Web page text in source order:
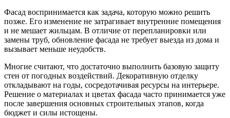
Фасад воспринимается как задача, которую можно решить
позже. Его изменение не затрагивает внутренние помещения
и не мешает жильцам. В отличие от перепланировки или
замены труб, обновление фасада не требует выезда из дома и
вызывает меньше неудобств.
Многие считают, что достаточно выполнить базовую защиту
стен от погодных воздействий. Декоративную отделку
откладывают на годы, сосредотачивая ресурсы на интерьере.
Решение о материалах и цветах фасада часто принимается уже
после завершения основных строительных этапов, когда
бюджет и силы истощены.